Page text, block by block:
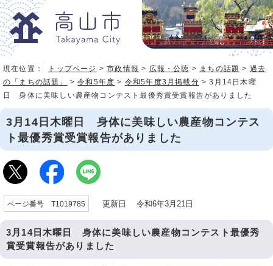
現在位置： トップページ >市政情報 > 広報・公聴 > まちの話題 > 過去
の「まちの話題」
>令和5年度 > 令和5年度3月掲載分 > 3月14日木曜
日 身体に美味しい農産物コンテスト最優秀賞受賞報告がありました
3月14日木曜日 身体に美味しい農産物コンテス
ト最優秀賞受賞報告がありました
ページ番号 T1019785 更新日 令和6年3月21日
3月14日木曜日 身体に美味しい農産物コンテスト最優秀
賞受賞報告がありました